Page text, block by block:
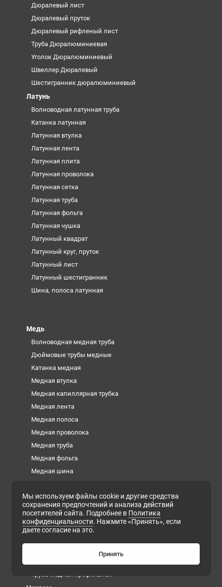
Дюралевый лист
Дюралевый пруток
Дюралевый рифленый лист
Труба Дюралюминиевая
Уголок Дюралюминиевый
Швеллер Дюралевый
Шестигранник дюралюминиевый
Латунь
Волноводная латунная труба
Катанка латунная
Латунная втулка
Латунная лента
Латунная плита
Латунная проволока
Латунная сетка
Латунная труба
Латунная фольга
Латунная чушка
Латунный квадрат
Латунный круг, пруток
Латунный лист
Латунный шестигранник
Шина, полоса латунная
Медь
Волноводная медная труба
Дюймовые трубы медные
Катанка медная
Медная втулка
Медная капиллярная трубка
Медная лента
Медная полоса
Медная проволока
Медная труба
Медная фольга
Медная шина
Медный круг
Медный лист
Медный пруток
Мы используем файлы cookie и другие средства
сохранения предпочтений и анализа действий
посетителей сайта. Подробнее в Политика
конфиденциальности. Нажмите «Принять», если
даете согласие на это.
Принять